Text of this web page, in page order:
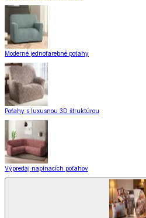
Moderné jednofarebné poťahy
Poťahy s luxusnou 3D štruktúrou
Výpredaj napínacích poťahov